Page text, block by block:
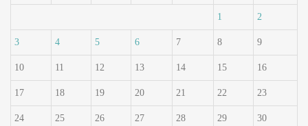
1 2
3 4 5 6 7 8 9
10 11 12 13 14 15 16
17 18 19 20 21 22 23
24 25 26 27 28 29 30